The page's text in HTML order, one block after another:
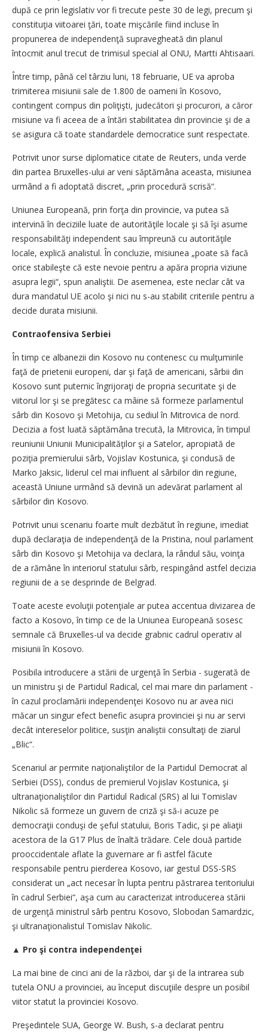
după ce prin legislativ vor fi trecute peste 30 de legi, precum şi
constituţia viitoarei ţări, toate mişcările fiind incluse în
propunerea de independenţă supravegheată din planul
întocmit anul trecut de trimisul special al ONU, Martti Ahtisaari.
Între timp, până cel târziu luni, 18 februarie, UE va aproba
trimiterea misiunii sale de 1.800 de oameni în Kosovo,
contingent compus din poliţişti, judecători şi procurori, a căror
misiune va fi aceea de a întări stabilitatea din provincie şi de a
se asigura că toate standardele democratice sunt respectate.
Potrivit unor surse diplomatice citate de Reuters, unda verde
din partea Bruxelles-ului ar veni săptămâna aceasta, misiunea
urmând a fi adoptată discret, „prin procedură scrisă“.
Uniunea Europeană, prin forţa din provincie, va putea să
intervină în deciziile luate de autorităţile locale şi să îşi asume
responsabilităţi independent sau împreună cu autorităţile
locale, explică analistul. În concluzie, misiunea „poate să facă
orice stabileşte că este nevoie pentru a apăra propria viziune
asupra legii“, spun analiştii. De asemenea, este neclar cât va
dura mandatul UE acolo şi nici nu s-au stabilit criteriile pentru a
decide durata misiunii.
Contraofensiva Serbiei
În timp ce albanezii din Kosovo nu contenesc cu mulţumirile
faţă de prietenii europeni, dar şi faţă de americani, sârbii din
Kosovo sunt puternic îngrijoraţi de propria securitate şi de
viitorul lor şi se pregătesc ca mâine să formeze parlamentul
sârb din Kosovo şi Metohija, cu sediul în Mitrovica de nord.
Decizia a fost luată săptămâna trecută, la Mitrovica, în timpul
reuniunii Uniunii Municipalităţilor şi a Satelor, apropiată de
poziţia premierului sârb, Vojislav Kostunica, şi condusă de
Marko Jaksic, liderul cel mai influent al sârbilor din regiune,
această Uniune urmând să devină un adevărat parlament al
sârbilor din Kosovo.
Potrivit unui scenariu foarte mult dezbătut în regiune, imediat
după declaraţia de independenţă de la Pristina, noul parlament
sârb din Kosovo şi Metohija va declara, la rândul său, voinţa
de a rămâne în interiorul statului sârb, respingând astfel decizia
regiunii de a se desprinde de Belgrad.
Toate aceste evoluţii potenţiale ar putea accentua divizarea de
facto a Kosovo, în timp ce de la Uniunea Europeană sosesc
semnale că Bruxelles-ul va decide grabnic cadrul operativ al
misiunii în Kosovo.
Posibila introducere a stării de urgenţă în Serbia - sugerată de
un ministru şi de Partidul Radical, cel mai mare din parlament -
în cazul proclamării independenţei Kosovo nu ar avea nici
măcar un singur efect benefic asupra provinciei şi nu ar servi
decât intereselor politice, susţin analiştii consultaţi de ziarul
„Blic“.
Scenariul ar permite naţionaliştilor de la Partidul Democrat al
Serbiei (DSS), condus de premierul Vojislav Kostunica, şi
ultranaţionaliştilor din Partidul Radical (SRS) al lui Tomislav
Nikolic să formeze un guvern de criză şi să-i acuze pe
democraţii conduşi de şeful statului, Boris Tadic, şi pe aliaţii
acestora de la G17 Plus de înaltă trădare. Cele două partide
prooccidentale aflate la guvernare ar fi astfel făcute
responsabile pentru pierderea Kosovo, iar gestul DSS-SRS
considerat un „act necesar în lupta pentru păstrarea teritoriului
în cadrul Serbiei“, aşa cum au caracterizat introducerea stării
de urgenţă ministrul sârb pentru Kosovo, Slobodan Samardzic,
şi ultranaţionalistul Tomislav Nikolic.
▲ Pro şi contra independenţei
La mai bine de cinci ani de la război, dar şi de la intrarea sub
tutela ONU a provinciei, au început discuţiile despre un posibil
viitor statut la provinciei Kosovo.
Preşedintele SUA, George W. Bush, s-a declarat pentru